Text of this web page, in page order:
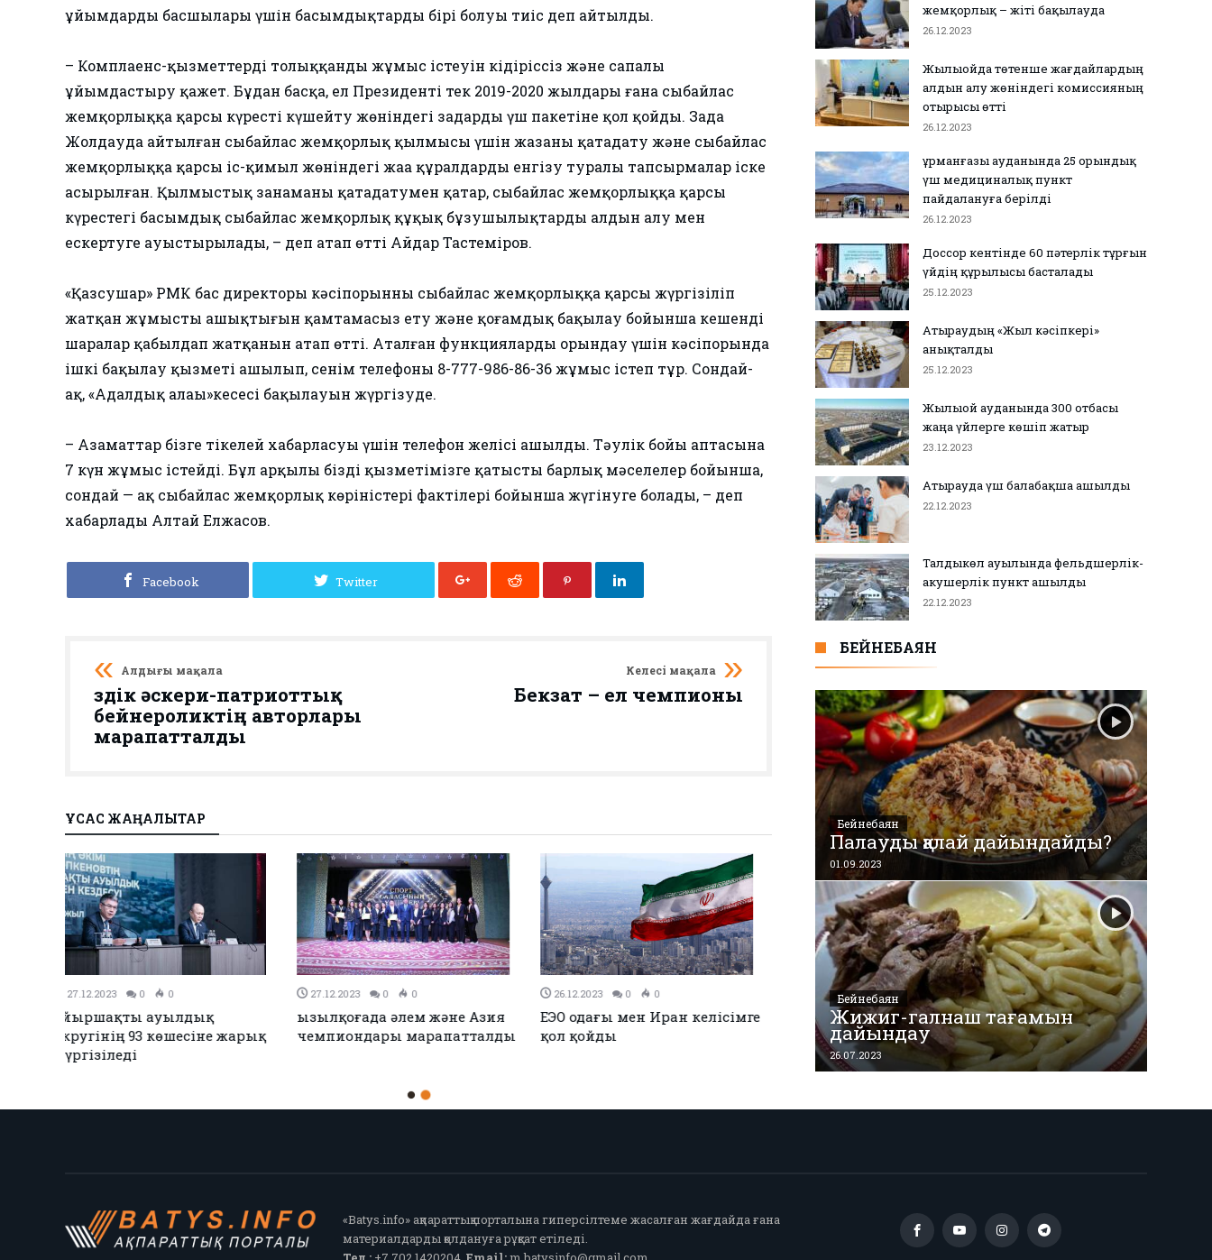
ұйымдардың басшылары үшін басымдықтардың бірі болуы тиіс деп айтылды.
– Комплаенс-қызметтердің толыққанды жұмыс істеуін кідіріссіз және сапалы
ұйымдастыру қажет. Бұдан басқа, ел Президенті тек 2019-2020 жылдары ғана сыбайлас
жемқорлыққа қарсы күресті күшейту жөніндегі заңдардың үш пакетіне қол қойды. Заңда
Жолдауда айтылған сыбайлас жемқорлық қылмысы үшін жазаны қатаңдату және сыбайлас
жемқорлыққа қарсы іс-қимыл жөніндегі жаңа құралдарды енгізу туралы тапсырмалар іске
асырылған. Қылмыстық заңнаманы қатаңдатумен қатар, сыбайлас жемқорлыққа қарсы
күрестегі басымдық сыбайлас жемқорлық құқық бұзушылықтардың алдын алу мен
ескертуге ауыстырылады, – деп атап өтті Айдар Тастеміров.
«Қазсушар» РМК бас директоры кәсіпорынның сыбайлас жемқорлыққа қарсы жүргізіліп
жатқан жұмыстың ашықтығын қамтамасыз ету және қоғамдық бақылау бойынша кешенді
шаралар қабылдап жатқанын атап өтті. Аталған функцияларды орындау үшін кәсіпорында
ішкі бақылау қызметі ашылып, сенім телефоны 8-777-986-86-36 жұмыс істеп тұр. Сондай-
ақ, «Адалдық алаңы»кеңсесі бақылауын жүргізуде.
– Азаматтар бізге тікелей хабарласуы үшін телефон желісі ашылды. Тәулік бойы аптасына
7 күн жұмыс істейді. Бұл арқылы біздің қызметімізге қатысты барлық мәселелер бойынша,
сондай — ақ сыбайлас жемқорлық көріністері фактілері бойынша жүгінуге болады, – деп
хабарлады Алтай Елжасов.
Facebook Twitter
Алдыңғы мақала
Үздік әскери-патриоттық
бейнероликтің авторлары
марапатталды
Келесі мақала
Бекзат – ел чемпионы
ҰҚСАС ЖАҢАЛЫҚТАР
27.12.2023 0
Қызылқоғада әлем және Азия
чемпиондары марапатталды
26.12.2023 0
ЕЭО одағы мен Иран келісімге
қол қойды
26.12.2023 0
Аудандық мәслихаттың 12-
сессиясы өтті
жемқорлық – жіті бақылауда
26.12.2023
Жылыойда төтенше жағдайлардың
алдын алу жөніндегі комиссияның
отырысы өтті
26.12.2023
Құрманғазы ауданында 25 орындық
үш медициналық пункт
пайдалануға берілді
26.12.2023
Доссор кентінде 60 пәтерлік тұрғын
үйдің құрылысы басталады
25.12.2023
Атыраудың «Жыл кәсіпкері»
анықталды
25.12.2023
Жылыой ауданында 300 отбасы
жаңа үйлерге көшіп жатыр
23.12.2023
Атырауда үш балабақша ашылды
22.12.2023
Талдыкөл ауылында фельдшерлік-
акушерлік пункт ашылды
22.12.2023
БЕЙНЕБАЯН
Бейнебаян
Палауды қалай дайындайды?
01.09.2023
Бейнебаян
Жижиг-галнаш тағамын
дайындау
26.07.2023
«Batys.info» ақпараттық порталына гиперсілтеме жасалған жағдайда ғана
материалдарды қолдануға рұқсат етіледі.